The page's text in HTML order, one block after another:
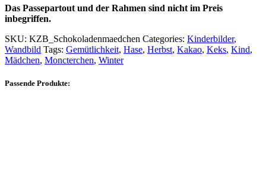
Das Passepartout und der Rahmen sind nicht im Preis
inbegriffen.
SKU: KZB_Schokoladenmaedchen Categories: Kinderbilder,
Wandbild Tags: Gemütlichkeit, Hase, Herbst, Kakao, Keks, Kind,
Mädchen, Moncterchen, Winter
Passende Produkte: